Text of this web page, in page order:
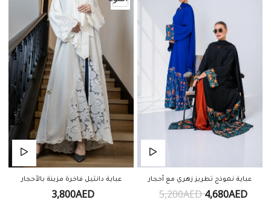
عباية نموذج تطريز زهري مع أحجار
5,200AED4,680AED
عباية دانتيل فاخرة مزينة بالأحجار
3,800AED